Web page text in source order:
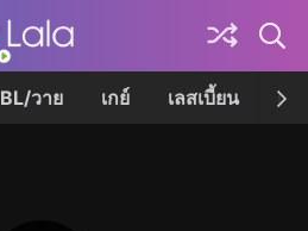
BL/วาย เกย์ เลสเบี้ยน เค